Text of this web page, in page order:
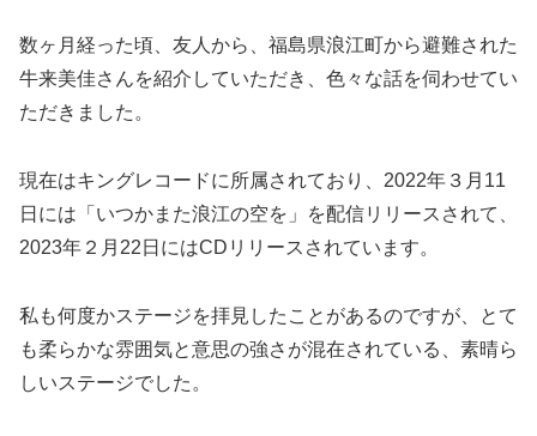
数ヶ月経った頃、友人から、福島県浪江町から避難された
牛来美佳さんを紹介していただき、色々な話を伺わせてい
ただきました。
現在はキングレコードに所属されており、2022年３月11
日には「いつかまた浪江の空を」を配信リリースされて、
2023年２月22日にはCDリリースされています。
私も何度かステージを拝見したことがあるのですが、とて
も柔らかな雰囲気と意思の強さが混在されている、素晴ら
しいステージでした。